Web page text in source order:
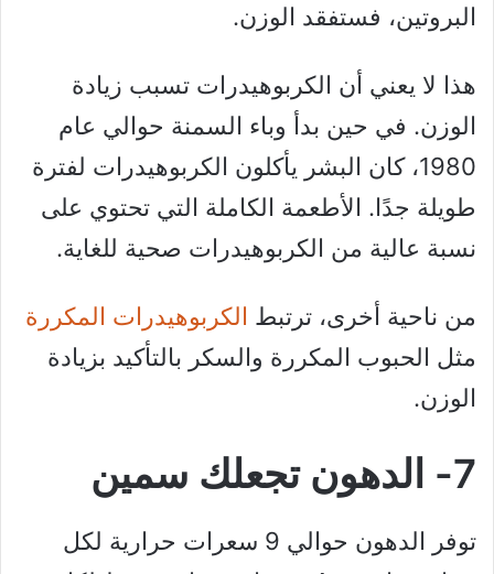
البروتين، فستفقد الوزن.
هذا لا يعني أن الكربوهيدرات تسبب زيادة
الوزن. في حين بدأ وباء السمنة حوالي عام
1980، كان البشر يأكلون الكربوهيدرات لفترة
طويلة جدًا. الأطعمة الكاملة التي تحتوي على
نسبة عالية من الكربوهيدرات صحية للغاية.
من ناحية أخرى، ترتبط الكربوهيدرات المكررة
مثل الحبوب المكررة والسكر بالتأكيد بزيادة
الوزن.
7- الدهون تجعلك سمين
توفر الدهون حوالي 9 سعرات حرارية لكل